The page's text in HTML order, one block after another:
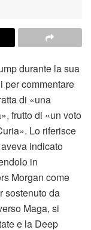
durante la sua
per commentare
di «una
frutto di «un voto
Lo riferisce
indicato
in
Morgan come
sostenuto da
Maga, si
e la Deep